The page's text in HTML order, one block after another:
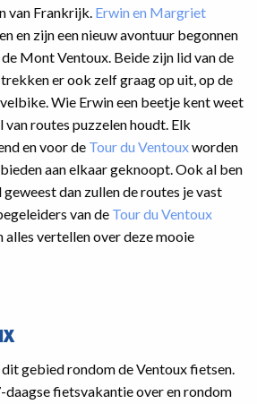
van Frankrijk. Erwin en Margriet
en zijn een nieuw avontuur begonnen
Mont Ventoux. Beide zijn lid van de
er ook zelf graag op uit, op de
Wie Erwin een beetje kent weet
routes puzzelen houdt. Elk
en voor de Tour du Ventouxworden
aan elkaar geknoopt. Ook al ben
dan zullen de routes je vast
van de Tour du Ventoux
alles vertellen over deze mooie
dit gebied rondom de Ventoux fietsen.
daagse fietsvakantie over en rondom